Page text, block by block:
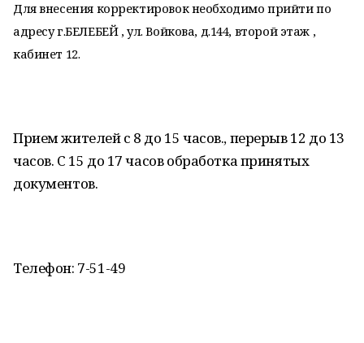
Для внесения корректировок необходимо прийти по
адресу г.БЕЛЕБЕЙ , ул. Войкова, д.144, второй этаж ,
кабинет 12.
Прием жителей с 8 до 15 часов., перерыв 12 до 13
часов. С 15 до 17 часов обработка принятых
документов.
Телефон: 7-51-49